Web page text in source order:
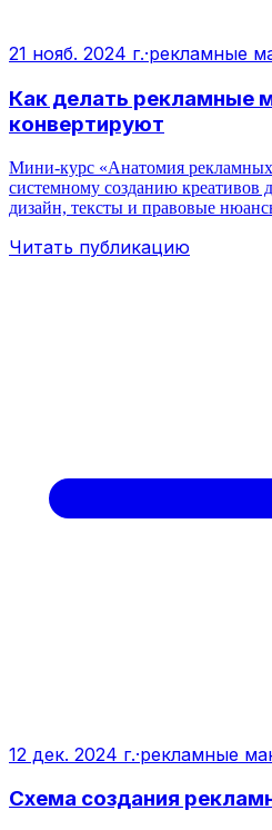
21 нояб. 2024 г.·рекламные
Как делать рекламные
конвертируют
Мини‑курс «Анатомия
системному созданию
дизайн, тексты и правовые
Читать публикацию
12 дек. 2024 г.·рекламные
Схема создания